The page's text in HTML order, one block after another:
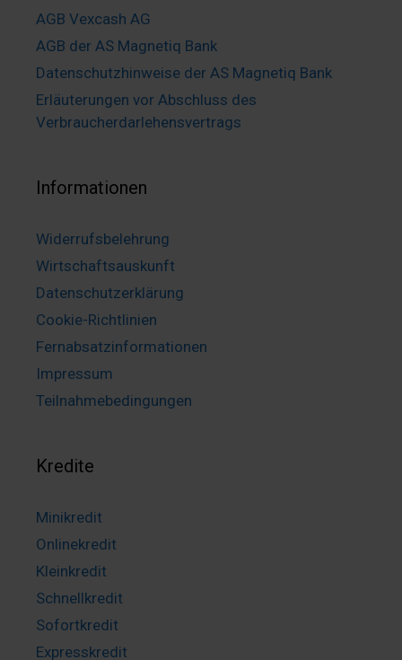
AGB Vexcash AG
AGB der AS Magnetiq Bank
Datenschutzhinweise der AS Magnetiq Bank
Erläuterungen vor Abschluss des
Verbraucherdarlehensvertrags
Informationen
Widerrufsbelehrung
Wirtschaftsauskunft
Datenschutzerklärung
Cookie-Richtlinien
Fernabsatzinformationen
Impressum
Teilnahmebedingungen
Kredite
Minikredit
Onlinekredit
Kleinkredit
Schnellkredit
Sofortkredit
Expresskredit